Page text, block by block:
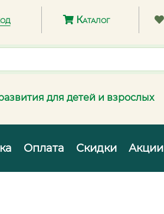
Каталог
для детей и взрослых
Оплата Скидки Акции